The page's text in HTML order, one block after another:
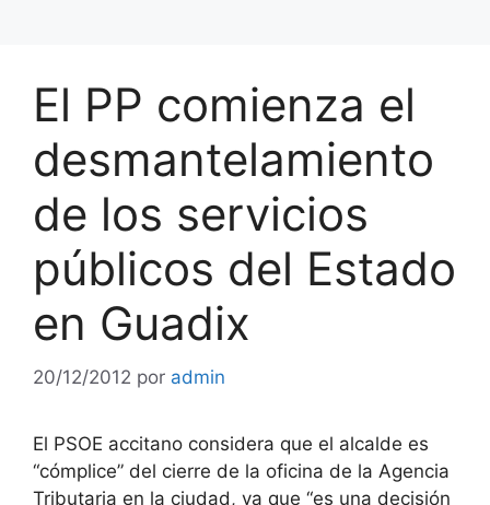
El PP comienza el
desmantelamiento
de los servicios
públicos del Estado
en Guadix
20/12/2012 por admin
El PSOE accitano considera que el alcalde es
“cómplice” del cierre de la oficina de la Agencia
Tributaria en la ciudad, ya que “es una decisión